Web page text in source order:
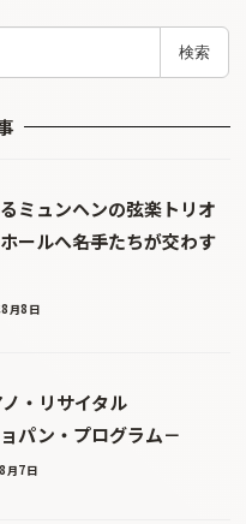
検索
ミュンヘンの弦楽トリオ
ールへ――名手たちが交わす
月8日
・リサイタル
パン・プログラム－
月7日